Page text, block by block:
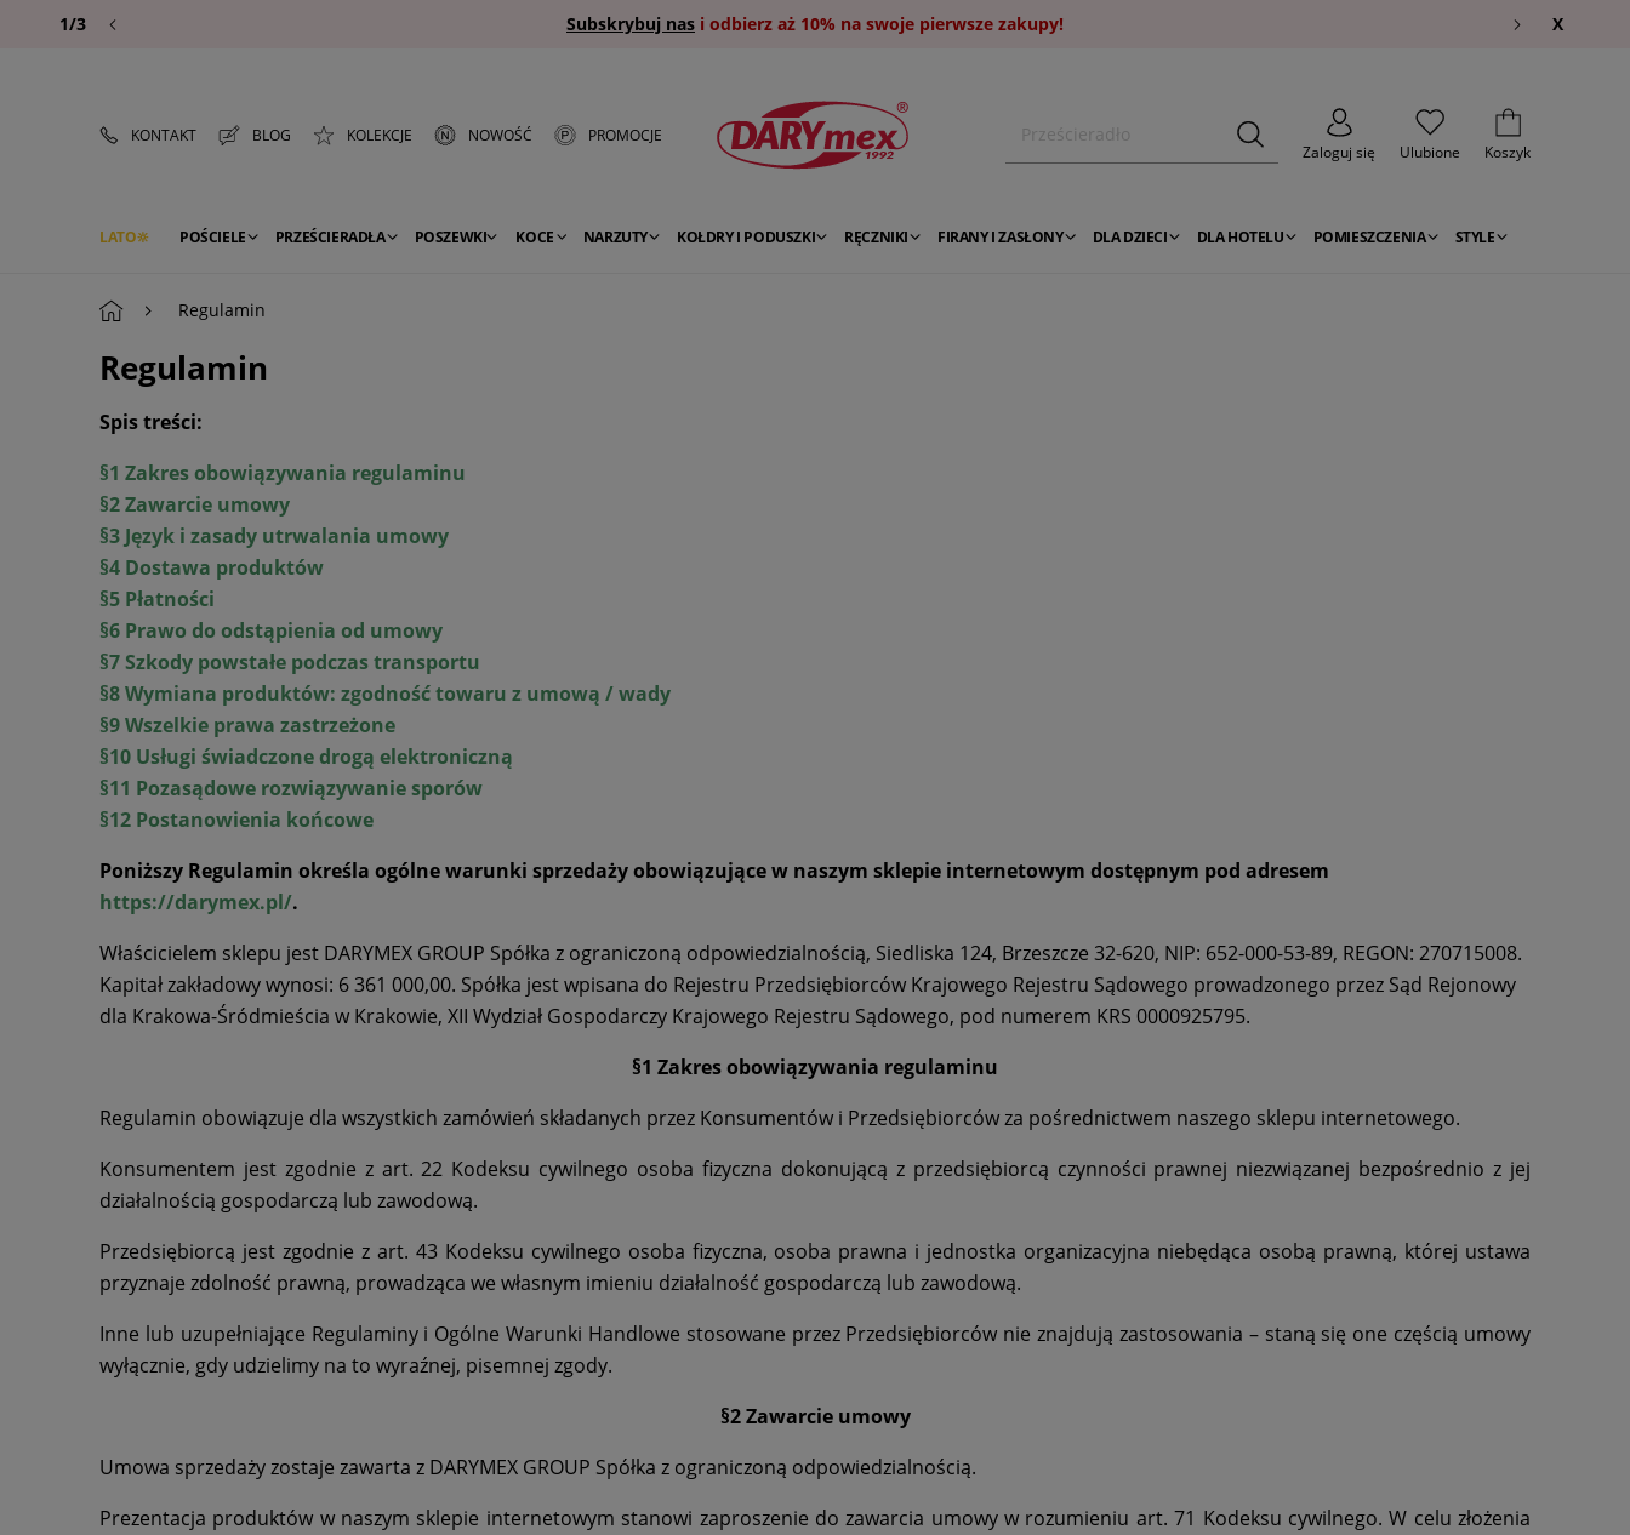
Subskrybuj nas i odbierz aż 10% na swoje pierwsze zakupy!
1/3 X
KONTAKT BLOG KOLEKCJE NOWOŚĆ
PROMOCJE
Zaloguj się
Ulubione Koszyk
LATO POŚCIELE PRZEŚCIERADŁA POSZEWKI KOCE NARZUTY KOŁDRY I PODUSZKI RĘCZNIKI FIRANY I ZASŁONY DLA DZIECI DLA HOTELU POMIESZCZENIA STYLE
Regulamin
Regulamin
Spis treści:
§1 Zakres obowiązywania regulaminu
§2 Zawarcie umowy
§3 Język i zasady utrwalania umowy
§4 Dostawa produktów
§5 Płatności
§6 Prawo do odstąpienia od umowy
§7 Szkody powstałe podczas transportu
§8 Wymiana produktów: zgodność towaru z umową / wady
§9 Wszelkie prawa zastrzeżone
§10 Usługi świadczone drogą elektroniczną
§11 Pozasądowe rozwiązywanie sporów
§12 Postanowienia końcowe
Poniższy Regulamin określa ogólne warunki sprzedaży obowiązujące w naszym sklepie internetowym dostępnym pod adresem
https://darymex.pl/.
Właścicielem sklepu jest DARYMEX GROUP Spółka z ograniczoną odpowiedzialnością, Siedliska 124, Brzeszcze 32-620, NIP: 652-000-53-89, REGON: 270715008.
Kapitał zakładowy wynosi: 6 361 000,00. Spółka jest wpisana do Rejestru Przedsiębiorców Krajowego Rejestru Sądowego prowadzonego przez Sąd Rejonowy
dla Krakowa-Śródmieścia w Krakowie, XII Wydział Gospodarczy Krajowego Rejestru Sądowego, pod numerem KRS 0000925795.
§1 Zakres obowiązywania regulaminu
Regulamin obowiązuje dla wszystkich zamówień składanych przez Konsumentów i Przedsiębiorców za pośrednictwem naszego sklepu internetowego.
Konsumentem jest zgodnie z art. 22 Kodeksu cywilnego osoba fizyczna dokonującą z przedsiębiorcą czynności prawnej niezwiązanej bezpośrednio z jej
działalnością gospodarczą lub zawodową.
Przedsiębiorcą jest zgodnie z art. 43 Kodeksu cywilnego osoba fizyczna, osoba prawna i jednostka organizacyjna niebędąca osobą prawną, której ustawa
przyznaje zdolność prawną, prowadząca we własnym imieniu działalność gospodarczą lub zawodową.
Inne lub uzupełniające Regulaminy i Ogólne Warunki Handlowe stosowane przez Przedsiębiorców nie znajdują zastosowania – staną się one częścią umowy
wyłącznie, gdy udzielimy na to wyraźnej, pisemnej zgody.
§2 Zawarcie umowy
Umowa sprzedaży zostaje zawarta z DARYMEX GROUP Spółka z ograniczoną odpowiedzialnością.
Prezentacja produktów w naszym sklepie internetowym stanowi zaproszenie do zawarcia umowy w rozumieniu art. 71 Kodeksu cywilnego. W celu złożenia